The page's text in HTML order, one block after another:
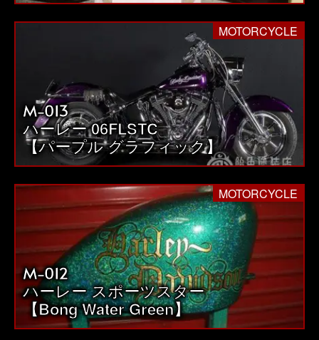
MOTORCYCLE
M-013
ハーレー 06FLSTC
【パープル グラフィック】
MOTORCYCLE
M-012
ハーレー スポーツスター
【Bong Water Green】